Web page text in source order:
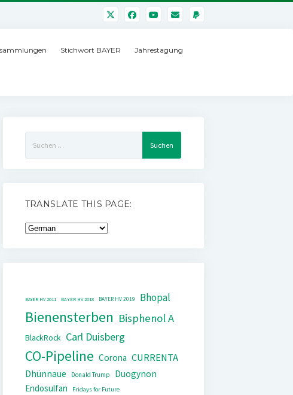
Stichwort BAYER Jahrestagung
nach:
TRANSLATE THIS PAGE:
BAYER HV 2011 BAYER HV 2018 BAYER HV 2019 Bhopal
Bienensterben Bisphenol A
BlackRock Carl Duisberg
CO-Pipeline Corona CURRENTA
Dhünnaue Donald Trump
Duogynon
Endosulfan
Fridays for Future